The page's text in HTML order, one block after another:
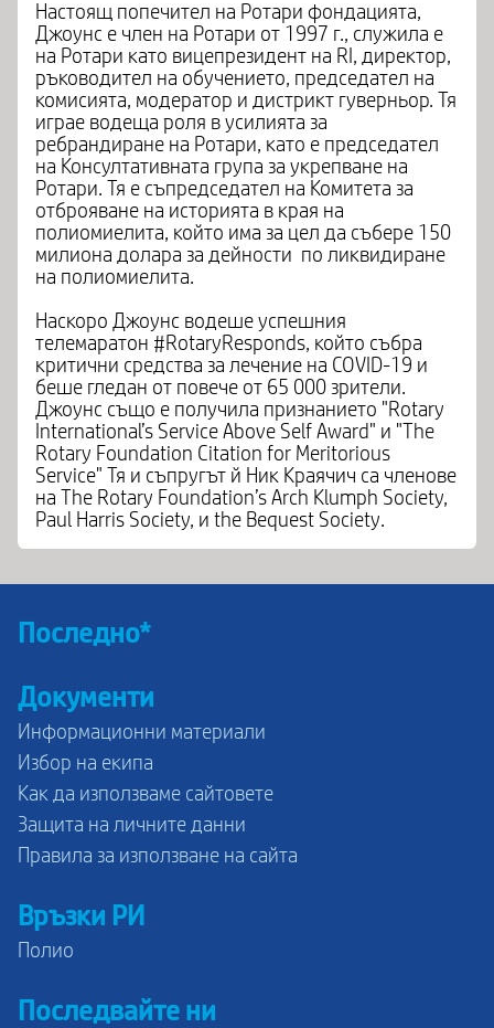
Настоящ попечител на Ротари фондацията,
Джоунс е член на Ротари от 1997 г., служила е
на Ротари като вицепрезидент на RI, директор,
ръководител на обучението, председател на
комисията, модератор и дистрикт гуверньор. Тя
играе водеща роля в усилията за
ребрандиране на Ротари, като е председател
на Консултативната група за укрепване на
Ротари. Тя е съпредседател на Комитета за
отброяване на историята в края на
полиомиелита, който има за цел да събере 150
милиона долара за дейности по ликвидиране
на полиомиелита.
Наскоро Джоунс водеше успешния
телемаратон #RotaryResponds, който събра
критични средства за лечение на COVID-19 и
беше гледан от повече от 65 000 зрители.
Джоунс също е получила признанието "Rotary
International’s Service Above Self Award" и "The
Rotary Foundation Citation for Meritorious
Service" Тя и съпругът й Ник Краячич са членове
на The Rotary Foundation’s Arch Klumph Society,
Paul Harris Society, и the Bequest Society.
Последно*
Документи
Информационни материали
Избор на екипа
Как да използваме сайтовете
Защита на личните данни
Правила за използване на сайта
Връзки РИ
Полио
Последвайте ни